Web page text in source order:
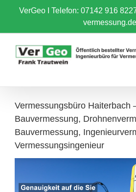
content
VerGeo I Telefon: 07142 916
vermessung.de
Vermessungsbüro Haiterbach
Bauvermessung,
Bauvermessung,
Vermessungsingenieur